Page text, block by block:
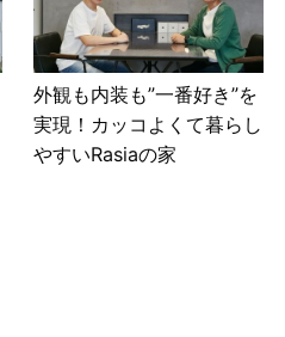
外観も内装も”一番好き”を
実現！カッコよくて暮らし
やすいRasiaの家